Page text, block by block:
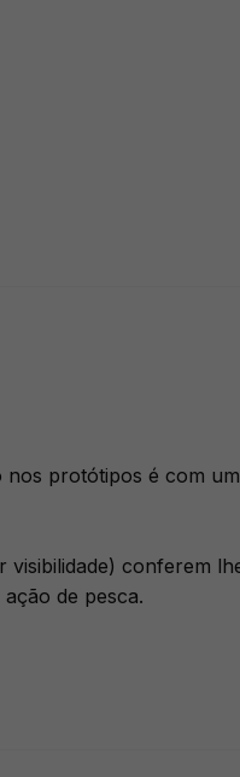
protótipos é com
conferem
de pesca.